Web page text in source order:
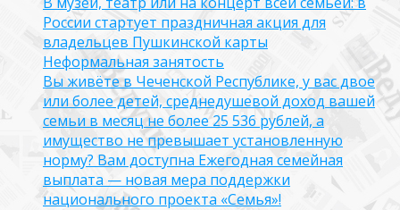
России стартует праздничная акция для
владельцев Пушкинской карты
Неформальная занятость
Вы живёте в Чеченской Республике, у вас двое
или более детей, среднедушевой доход вашей
семьи в месяц не более 25 536 рублей, а
имущество не превышает установленную
норму? Вам доступна Ежегодная семейная
выплата — новая мера поддержки
национального проекта «Семья»!